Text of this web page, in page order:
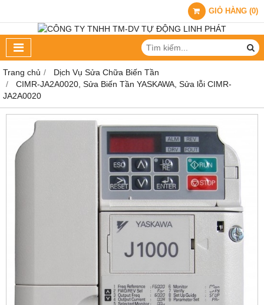
GIỎ HÀNG (0)
Trang chủ
Dịch Vụ Sửa Chữa Biến Tần
CIMR-JA2A0020, Sửa Biến Tần YASKAWA, Sửa lỗi CIMR-
JA2A0020